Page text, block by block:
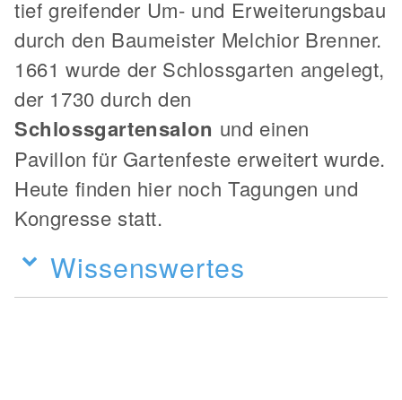
tief greifender Um- und Erweiterungsbau
durch den Baumeister Melchior Brenner.
1661 wurde der Schlossgarten angelegt,
der 1730 durch den
Schlossgartensalon und einen
Pavillon für Gartenfeste erweitert wurde.
Heute finden hier noch Tagungen und
Kongresse statt.
Wissenswertes